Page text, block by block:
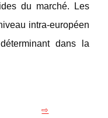
du marché. Les
intra-européen
dans la